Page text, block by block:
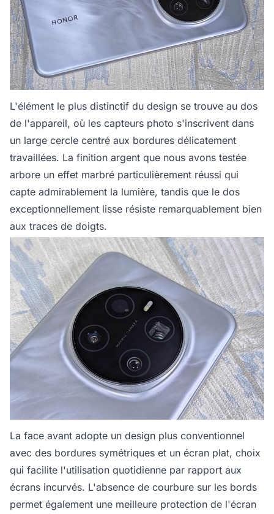
L'élément le plus distinctif du design se trouve au dos
de l'appareil, où les capteurs photo s'inscrivent dans
un large cercle centré aux bordures délicatement
travaillées. La finition argent que nous avons testée
arbore un effet marbré particulièrement réussi qui
capte admirablement la lumière, tandis que le dos
exceptionnellement lisse résiste remarquablement bien
aux traces de doigts.
La face avant adopte un design plus conventionnel
avec des bordures symétriques et un écran plat, choix
qui facilite l'utilisation quotidienne par rapport aux
écrans incurvés. L'absence de courbure sur les bords
permet également une meilleure protection de l'écran